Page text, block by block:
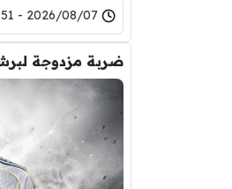
2026/08/07 - 12:51